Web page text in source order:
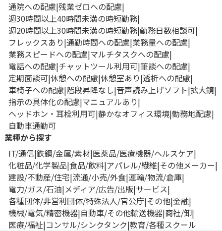
通院への配慮 残業ゼロへの配慮
週30時間以上40時間未満の時短勤務
週20時間以上30時間未満の時短勤務 勤務日数相談可
フレックスあり 通勤時間への配慮 業務量への配慮
業務スピードへの配慮 マルチタスクへの配慮
電話への配慮 チャットツール利用可 筆談への配慮
定期面談可 休憩への配慮 休憩室あり 透析への配慮
車椅子への配慮 階段昇降なし 音声読み上げソフト 拡大鏡
指示の具体化の配慮 マニュアルあり
ヘッドホン・耳栓利用可 静かなオフィス環境 勤務地配慮
自動車通勤可
業種から探す
IT/通信 鉄鋼/金属/素材 医薬品/医療機器/ヘルスケア
化粧品/化学製品 食品/飲料 アパレル/繊維 その他メーカー
建設/不動産/住宅 流通/小売/外食 運輸/物流/倉庫
電力/ガス/石油 メディア/広告/出版 サービス
各種団体/非営利団体/特殊法人/官公庁 その他 金融
機械/電気/精密機器 自動車/その他輸送機器 商社/卸
医療/福祉 コンサル/シンクタンク 教育/各種スクール